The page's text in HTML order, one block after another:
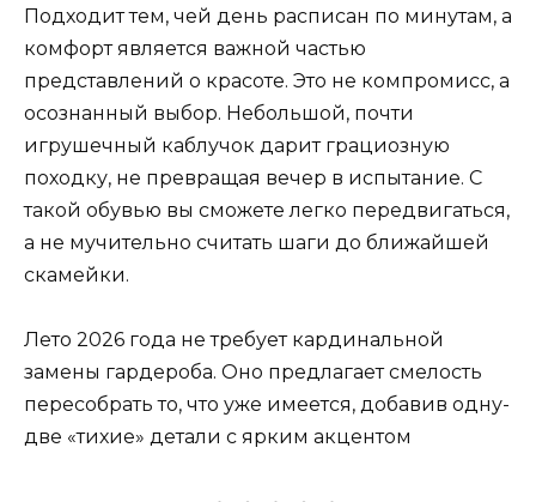
Подходит тем, чей день расписан по минутам, а
комфорт является важной частью
представлений о красоте. Это не компромисс, а
осознанный выбор. Небольшой, почти
игрушечный каблучок дарит грациозную
походку, не превращая вечер в испытание. С
такой обувью вы сможете легко передвигаться,
а не мучительно считать шаги до ближайшей
скамейки.
Лето 2026 года не требует кардинальной
замены гардероба. Оно предлагает смелость
пересобрать то, что уже имеется, добавив одну-
две «тихие» детали с ярким акцентом